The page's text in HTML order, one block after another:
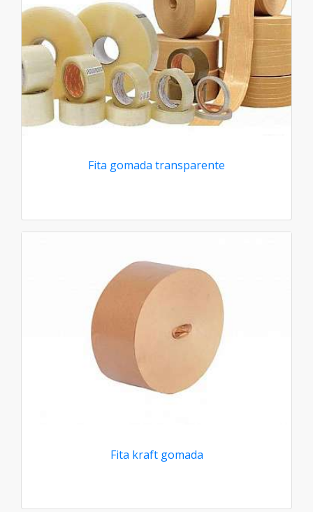
Fita gomada transparente
Fita kraft gomada